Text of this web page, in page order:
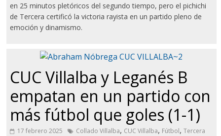
en 25 minutos pletóricos del segundo tiempo, pero el pichichi
de Tercera certificó la victoria rayista en un partido pleno de
emoción y dinamismo.
CUC Villalba y Leganés B
empatan en un partido con
más fútbol que goles (1-1)
17 febrero 2025 Collado Villalba, CUC Villalba, Fútbol,Tercera